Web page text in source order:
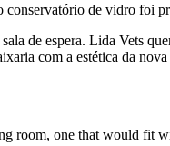
de vidro foi
de espera. Lida Vets
com a estética da
room, one that would fit